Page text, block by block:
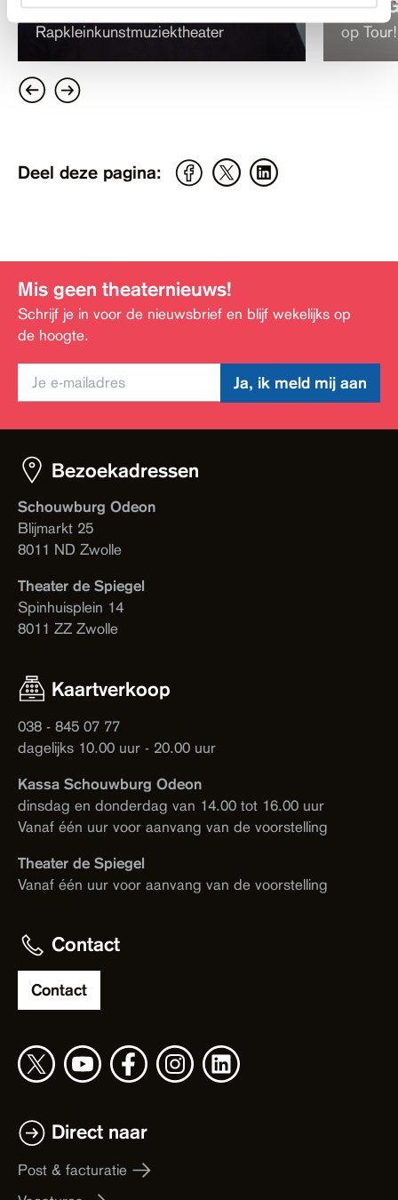
Een Beetje Vies Met Z'n Drieën |
Rapkleinkunstmuziektheater
Echt
op Tour!
Deel deze pagina:
Mis geen theaternieuws!
Schrijf je in voor de nieuwsbrief en blijf wekelijks op
de hoogte.
Ja, ik meld mij aan
Bezoekadressen
Schouwburg Odeon
Blijmarkt 25
8011 ND Zwolle
Theater de Spiegel
Spinhuisplein 14
8011 ZZ Zwolle
Kaartverkoop
038 - 845 07 77
dagelijks 10.00 uur - 20.00 uur
Kassa Schouwburg Odeon
dinsdag en donderdag van 14.00 tot 16.00 uur
Vanaf één uur voor aanvang van de voorstelling
Theater de Spiegel
Vanaf één uur voor aanvang van de voorstelling
Contact
Contact
Direct naar
Post & facturatie